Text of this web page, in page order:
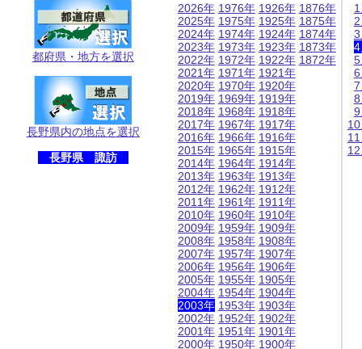
都府県・地方を選択
長野県内の地点を選択
長野県 諏訪
2026年
2025年
2024年
2023年
2022年
2021年
2020年
2019年
2018年
2017年
2016年
2015年
2014年
2013年
2012年
2011年
2010年
2009年
2008年
2007年
2006年
2005年
2004年
2003年
2002年
2001年
2000年
1976年
1975年
1974年
1973年
1972年
1971年
1970年
1969年
1968年
1967年
1966年
1965年
1964年
1963年
1962年
1961年
1960年
1959年
1958年
1957年
1956年
1955年
1954年
1953年
1952年
1951年
1950年
1926年
1925年
1924年
1923年
1922年
1921年
1920年
1919年
1918年
1917年
1916年
1915年
1914年
1913年
1912年
1911年
1910年
1909年
1908年
1907年
1906年
1905年
1904年
1903年
1902年
1901年
1900年
1876年
1875年
1874年
1873年
1872年